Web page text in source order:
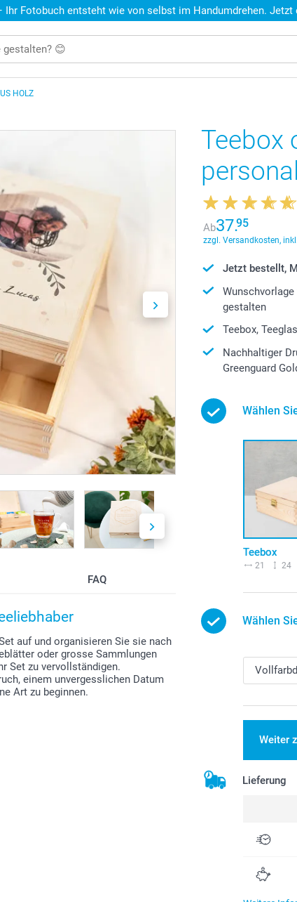
Ihr Fotobuch entsteht wie von selbst im Handumdrehen. Jetzt
HOLZ
FAQ
auf und organisieren Sie sie nach
oder grosse Sammlungen
Set zu vervollständigen.
einem unvergesslichen Datum
Art zu beginnen.
Teebox
Ab37.95
zzgl. Versandkosten,
Jetzt bestellt,
gestalten
Teebox,
Nachhaltiger
Greenguard
Wählen
Teebox
21 24
Wählen
Weiter
Lieferung